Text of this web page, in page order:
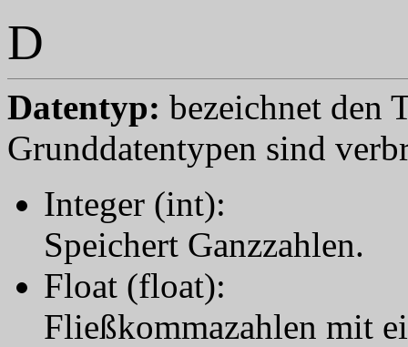
D
Datentyp: bezeichnet den
Grunddatentypen sind
Integer (int):
Speichert Ganzzahlen.
Float (float):
Fließkommazahlen mit